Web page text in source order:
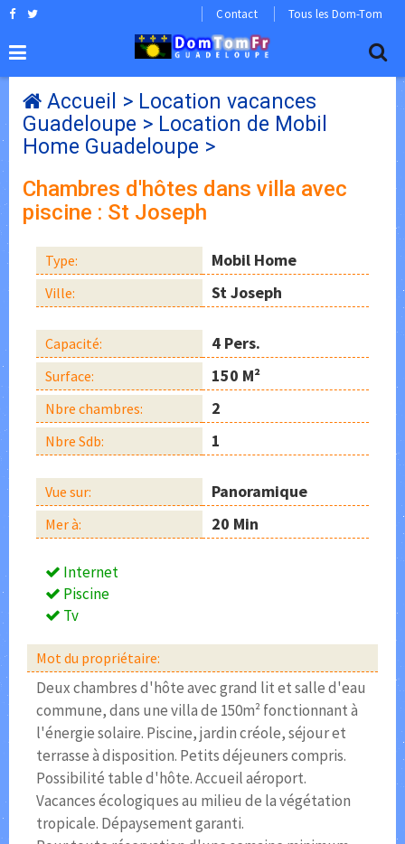
Contact Tous les Dom-Tom
Accueil > Location vacances
Guadeloupe > Location de Mobil
Home Guadeloupe >
Chambres d'hôtes dans villa avec
piscine : St Joseph
Type: Mobil Home
Ville: St Joseph
Capacité: 4 Pers.
Surface: 150 M²
Nbre chambres: 2
Nbre Sdb: 1
Vue sur: Panoramique
Mer à: 20 Min
Internet
Piscine
Tv
Mot du propriétaire:
Deux chambres d'hôte avec grand lit et salle d'eau
commune, dans une villa de 150m² fonctionnant à
l'énergie solaire. Piscine, jardin créole, séjour et
terrasse à disposition. Petits déjeuners compris.
Possibilité table d'hôte. Accueil aéroport.
Vacances écologiques au milieu de la végétation
tropicale. Dépaysement garanti.